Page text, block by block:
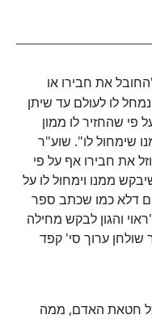
את חבירו או
נמחל לו לעולם עד שיתן
פי שהחזיר לו ממון
שימחול לו". שוע"ר
את חבירו אף על פי
ממנו וימחול לו על
דלא כמו שכתב ספר
והגון לבקש מחילה
שולחן ערוך סי' קפד
חטאת האדם, ממה